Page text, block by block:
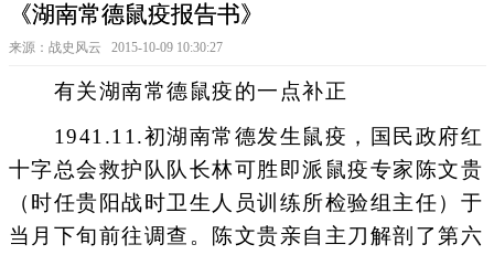
《湖南常德鼠疫报告书》
来源：战史风云 2015-10-09 10:30:27
有关湖南常德鼠疫的一点补正
1941.11.初湖南常德发生鼠疫，国民政府红
十字总会救护队队长林可胜即派鼠疫专家陈文贵
（时任贵阳战时卫生人员训练所检验组主任）于
当月下旬前往调查。陈文贵亲自主刀解剖了第六